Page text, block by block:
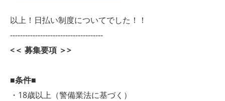
以上！日払い制度についてでした！！
-------------------------------------
<＜ 募集要項 ＞>
■条件■
・18歳以上（警備業法に基づく）